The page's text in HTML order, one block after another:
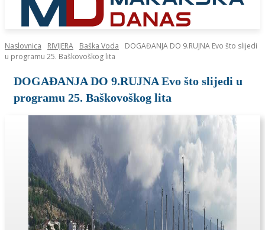
Naslovnica RIVIJERA Baška Voda
DOGAĐANJA DO 9.RUJNA Evo što slijedi
u programu 25. Baškovoškog lita
DOGAĐANJA DO 9.RUJNA Evo što slijedi u
programu 25. Baškovoškog lita